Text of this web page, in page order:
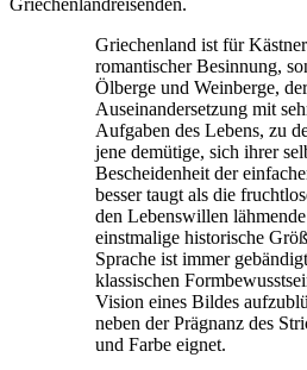
Griechenland ist für
romantischer Besinnung,
Ölberge und Weinberge,
Auseinandersetzung mit
Aufgaben des Lebens, zu
jene demütige, sich ihrer
Bescheidenheit der
besser taugt als die
den Lebenswillen
einstmalige historische
Sprache ist immer
klassischen
Vision eines Bildes
neben der Prägnanz des
und Farbe eignet.